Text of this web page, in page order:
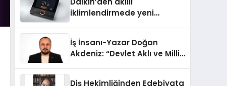
iklimlendirmede yeni
İş İnsanı-Yazar Doğan
Akdeniz: “Devlet Aklı ve Milli
Diş Hekimliğinden Edebiyata